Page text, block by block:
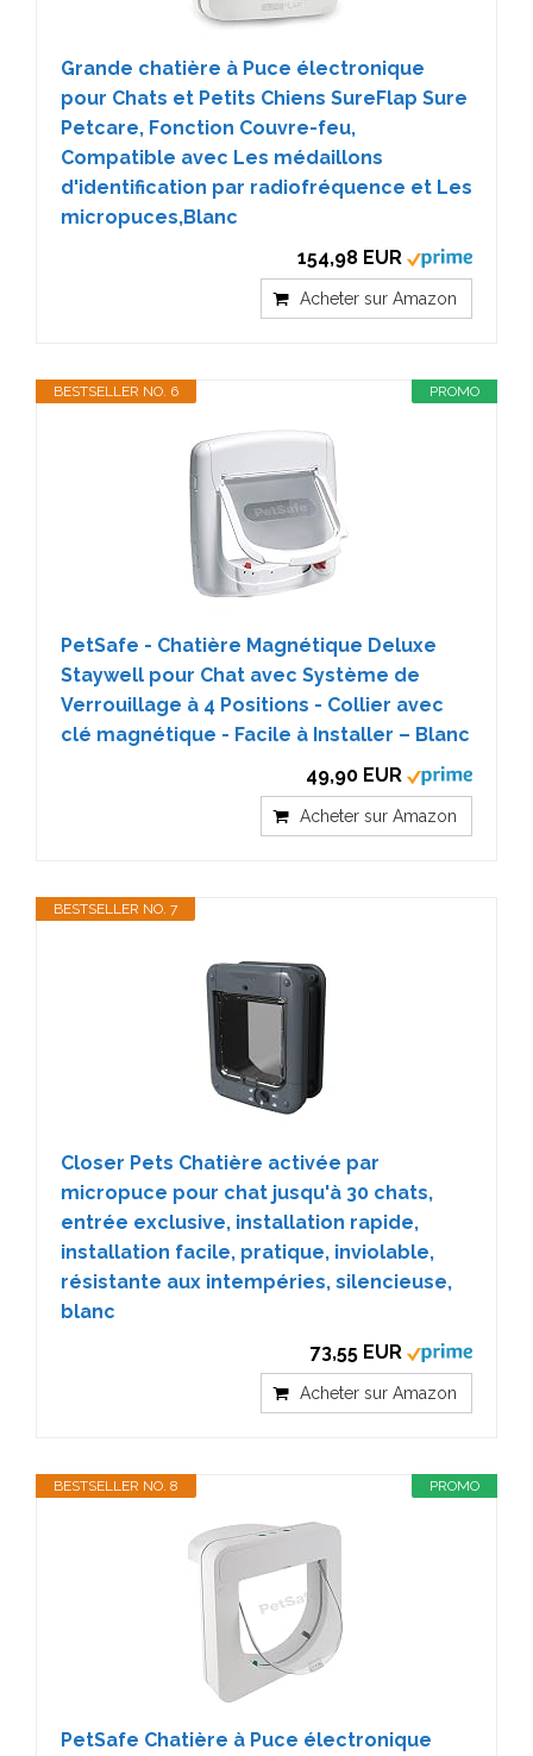
Grande chatière à Puce électronique
pour Chats et Petits Chiens SureFlap Sure
Petcare, Fonction Couvre-feu,
Compatible avec Les médaillons
d'identification par radiofréquence et Les
micropuces,Blanc
154,98 EUR
Acheter sur Amazon
PROMO
BESTSELLER NO. 6
PetSafe - Chatière Magnétique Deluxe
Staywell pour Chat avec Système de
Verrouillage à 4 Positions - Collier avec
clé magnétique - Facile à Installer – Blanc
49,90 EUR
Acheter sur Amazon
BESTSELLER NO. 7
Closer Pets Chatière activée par
micropuce pour chat jusqu'à 30 chats,
entrée exclusive, installation rapide,
installation facile, pratique, inviolable,
résistante aux intempéries, silencieuse,
blanc
73,55 EUR
Acheter sur Amazon
PROMO
BESTSELLER NO. 8
PetSafe Chatière à Puce électronique